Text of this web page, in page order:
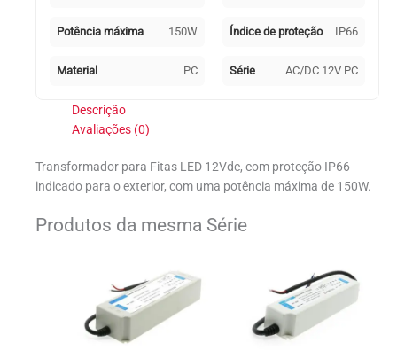
Potência máxima 150W Índice de proteção IP66
Material PC Série AC/DC 12V PC
Descrição
Avaliações (0)
Transformador para Fitas LED 12Vdc, com proteção IP66
indicado para o exterior, com uma potência máxima de 150W.
Produtos da mesma Série